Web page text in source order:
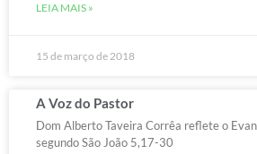
LEIA MAIS »
15 de março de 2018
A Voz do Pastor
Dom Alberto Taveira Corrêa reflete o
segundo São João 5,17-30